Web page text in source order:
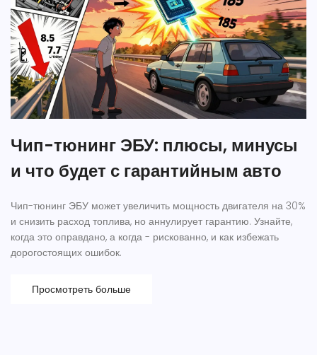
Чип-тюнинг ЭБУ: плюсы, минусы
и что будет с гарантийным авто
Чип-тюнинг ЭБУ может увеличить мощность двигателя на 30%
и снизить расход топлива, но аннулирует гарантию. Узнайте,
когда это оправдано, а когда - рискованно, и как избежать
дорогостоящих ошибок.
Просмотреть больше